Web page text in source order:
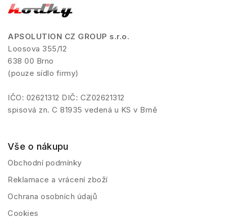
APSOLUTION CZ GROUP s.r.o.
Loosova 355/12
638 00 Brno
(pouze sídlo firmy)
IČO: 02621312 DIČ: CZ02621312
spisová zn. C 81935 vedená u KS v Brně
Vše o nákupu
Obchodní podmínky
Reklamace a vrácení zboží
Ochrana osobních údajů
Cookies